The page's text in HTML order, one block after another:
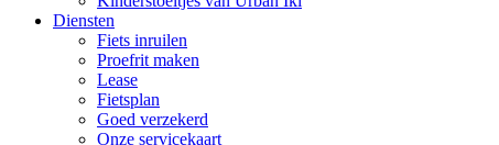
Diensten
Fiets inruilen
Proefrit maken
Lease
Fietsplan
Goed verzekerd
Onze servicekaart